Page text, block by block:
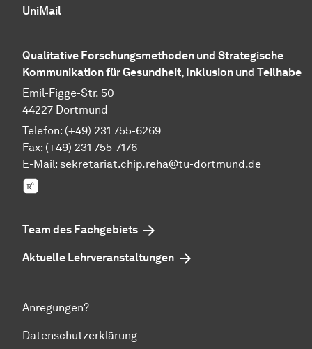
UniMail
Qualitative Forschungsmethoden und Strategische
Kommunikation für Gesundheit, Inklusion und Teilhabe
Emil-Figge-Str. 50
44227 Dortmund
Telefon: (+49) 231 755-6269
Fax: (+49) 231 755-7176
E-Mail: sekretariat.chip.reha@tu-dortmund.de
Team des Fachgebiets
Aktuelle Lehrveranstaltungen
Anregungen?
Datenschutzerklärung